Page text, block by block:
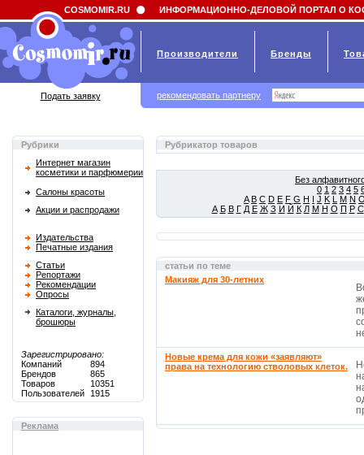
Field 'news_title' doesn't have a default value
Рубрики
Интернет магазин
косметики и парфюмерии
Салоны красоты
Акции и распродажи
Издательства
Печатные издания
Статьи
Репортажи
Рекомендации
Опросы
Каталоги, журналы,
брошюры
Зарегистрировано:
Компаний
894
Брендов
865
Товаров
10351
Пользователей
1915
Реклама
Рубрикатор товаров
Без
0 1 2 3 4 5
A B C D E F G H I J K L M N
А Б В Г Д Е Ж З И Й К Л М Н О П Р С
статьи по теме
Макияж для 30-летних
Новые крема для кожи «заявляют»
права на технологию стволовых клеток.
COSMOMIR.RU ИНФОРМАЦИОННО-ДЕЛОВОЙ ПОРТАЛ О
Производители Бренды
Подать заявку рекомендовать партнеру